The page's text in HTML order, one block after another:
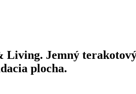
Jemný
plocha.